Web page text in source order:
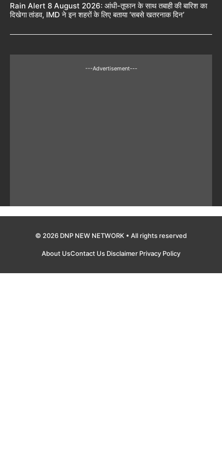
Rain Alert 8 August 2026: आंधी-तूफान के साथ तबाही की बारिश का
दिखेगा तांडव, IMD ने इन शहरों के लिए बताया ‘सबसे खतरनाक दिन’
---Advertisement---
© 2026 DNP NEW NETWORK • All rights reserved
About UsContact Us Disclaimer Privacy Policy